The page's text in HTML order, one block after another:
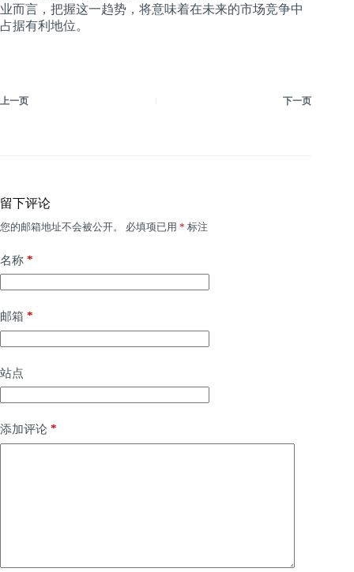
业而言，把握这一趋势，将意味着在未来的市场竞争中
占据有利地位。
上一页 下一页
留下评论
您的邮箱地址不会被公开。 必填项已用 * 标注
名称 *
邮箱 *
站点
添加评论 *